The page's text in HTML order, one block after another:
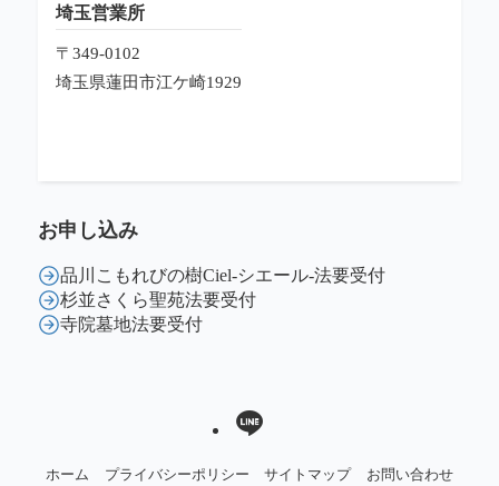
埼玉営業所
〒349-0102
埼玉県蓮田市江ケ崎1929
お申し込み
品川こもれびの樹Ciel-シエール-法要受付
杉並さくら聖苑法要受付
寺院墓地法要受付
ホーム プライバシーポリシー サイトマップ お問い合わせ